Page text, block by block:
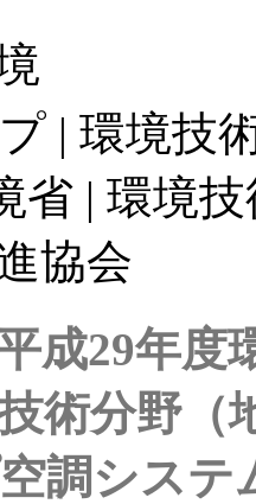
| 環境技
省 | 環境
協会
成29年度
術分野（
空調シス